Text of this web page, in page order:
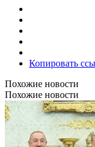
Копировать
Похожие новости
Похожие новости